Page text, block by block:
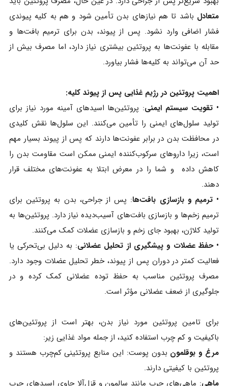
متعادل باشد تا هم نیازهای بدن تأمین شود و هم به کلیه پیوندی
فشار اضافی وارد نشود. پس از پیوند، بدن برای ترمیم بافت‌ها و
مقابله با عفونت‌ها به پروتئین بیشتری نیاز دارد، اما مصرف بیش از
حد آن می‌تواند به کلیه‌ها فشار بیاورد.
اهمیت پروتئین در رژیم غذایی پس از پیوند کلیه:
• تقویت سیستم ایمنی: پروتئین‌ها اسیدهای آمینه مورد نیاز برای
تولید سلول‌های ایمنی را تأمین می‌کنند. این سلول‌ها نقش کلیدی
در محافظت بدن در برابر عفونت‌ها دارند که پس از پیوند بسیار مهم
است، زیرا داروهای سرکوب‌کننده ایمنی ممکن است مقاومت بدن را
کاهش داده و شما را در معرض ابتلا به عفونت‌های مختلف قرار
دهند.
• ترمیم و بازسازی بافت‌ها: پس از جراحی، بدن به پروتئین برای
ترمیم زخم‌ها و بازسازی بافت‌های آسیب‌دیده نیاز دارد. پروتئین‌ها به
تولید کلاژن، بهبود جای زخم و بازسازی عضلات کمک می‌کنند.
• حفظ عضلات و پیشگیری از تحلیل عضلانی: به دلیل بی‌تحرکی یا
فعالیت کمتر در دوران پس از پیوند، خطر تحلیل عضلات وجود دارد.
مصرف پروتئین مناسب به حفظ توده عضلانی کمک کرده و در
جلوگیری از ضعف عضلانی مؤثر است.
برای تامین پروتئین مورد نیاز بدن، بهتر است از پروتئین‌های
باکیفیت و کم چرب استفاده کنید، از جمله مواد غذایی زیر:
مرغ و بوقلمون بدون پوست: این منابع پروتئینی کم‌چرب هستند و
پروتئین با کیفیتی دارند.